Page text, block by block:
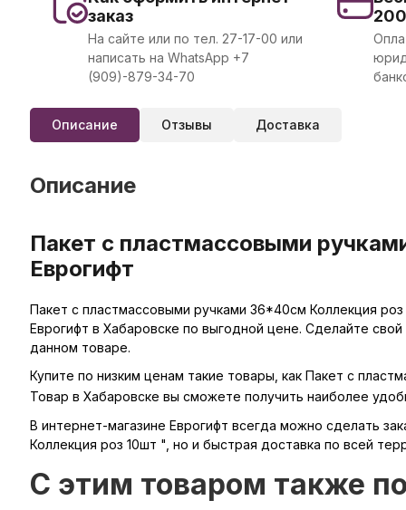
заказ
На сайте или по тел. 27-17-00 или
написать на WhatsApp +7
(909)-879-34-70
Описание Отзывы Доставка
Описание
Пакет с пластмассовыми
Еврогифт
Пакет с пластмассовыми ручками 36*40см Коллекция
Еврогифт в Хабаровске по выгодной цене. Сделайте
данном товаре.
Купите по низким ценам такие товары, как Пакет с
Товар в Хабаровске вы сможете получить наиболее
В интернет-магазине Еврогифт всегда можно сделать
Коллекция роз 10шт ", но и быстрая доставка по всей
C этим товаром также